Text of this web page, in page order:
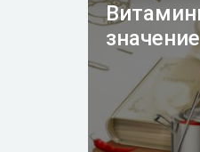
значение